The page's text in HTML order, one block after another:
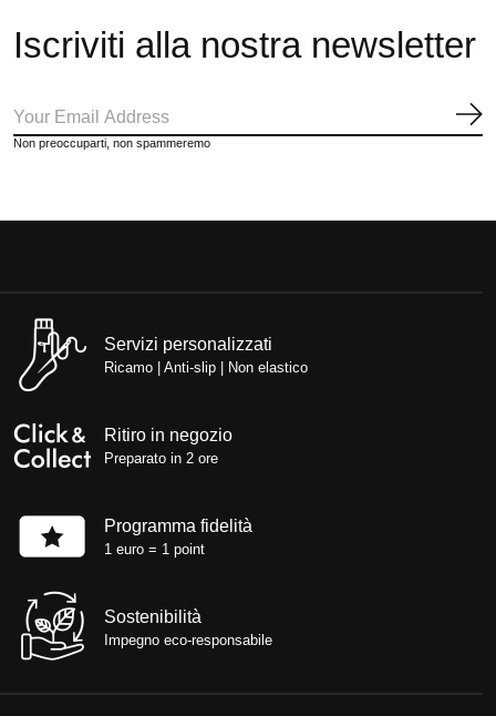
Iscriviti alla nostra newsletter
Non preoccuparti, non spammeremo
Servizi personalizzati
Ricamo | Anti-slip | Non elastico
Ritiro in negozio
Preparato in 2 ore
Programma fidelità
1 euro = 1 point
Sostenibilità
Impegno eco-responsabile